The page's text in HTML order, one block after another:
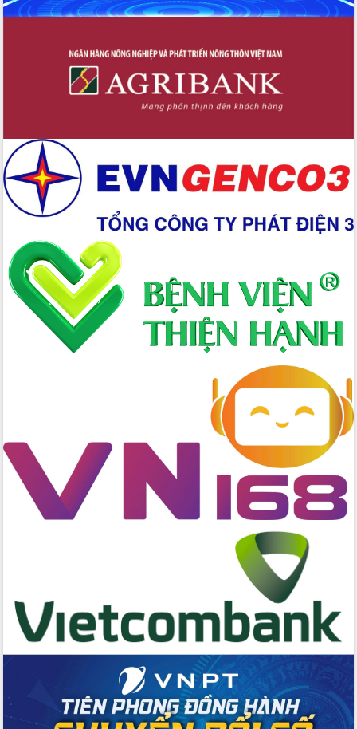
Giai đoạn 2026-2030, Đắk Lắk phấn
Chuyển đổi số 'mở đường' cho nông
nghiệp Đắk Lắk tăng trưởng bứt phá
Triển khai đồng bộ đo đạc, lập hồ sơ
đai
Ứng dụng sinh trắc học - Bước tiến
trong hành trình chuyển đổi số tại Đắk
Đắk Lắk nâng cao hiệu quả công tác
Đảng từ Sổ tay đảng viên điện tử
Đắk Lắk đẩy mạnh nuôi biển công
nghệ, hướng tới phát triển thủy sản
bền vững
Tập huấn nâng cao năng lực triển khai
chuyển đổi số cho cán bộ, công chức
Đắk Lắk phát động hưởng ứng Ngày
Tổ chức trang trọng Lễ hội Đền thờ
Lương Văn Chánh năm 2026
Phó Bí thư Tỉnh ủy Đắk Lắk Đỗ Hữu
Huy giữ chức Bí thư Đảng ủy Ủy Ban
Nhân dân tỉnh
Đánh giá, rút kinh nghiệm công tác tổ
chức diễn tập trước ngày bầu cử
Friendship Meeting New Year 2026”
Bầu cử Quốc hội và HĐND: Cử tri Đắk
Lắk gửi gắm niềm tin, kỳ vọng vào lá
phiếu